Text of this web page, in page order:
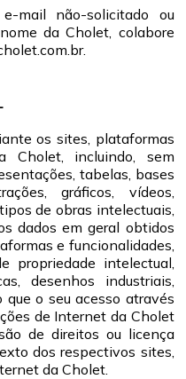
mail não-solicitado ou
da Cholet, colabore
os sites, plataformas
Cholet, incluindo, sem
tabelas, bases
gráficos, vídeos,
de obras intelectuais,
dados em geral obtidos
e funcionalidades,
propriedade intelectual,
desenhos industriais,
o seu acesso através
de Internet da Cholet
de direitos ou licença
dos respectivos sites,
da Cholet.